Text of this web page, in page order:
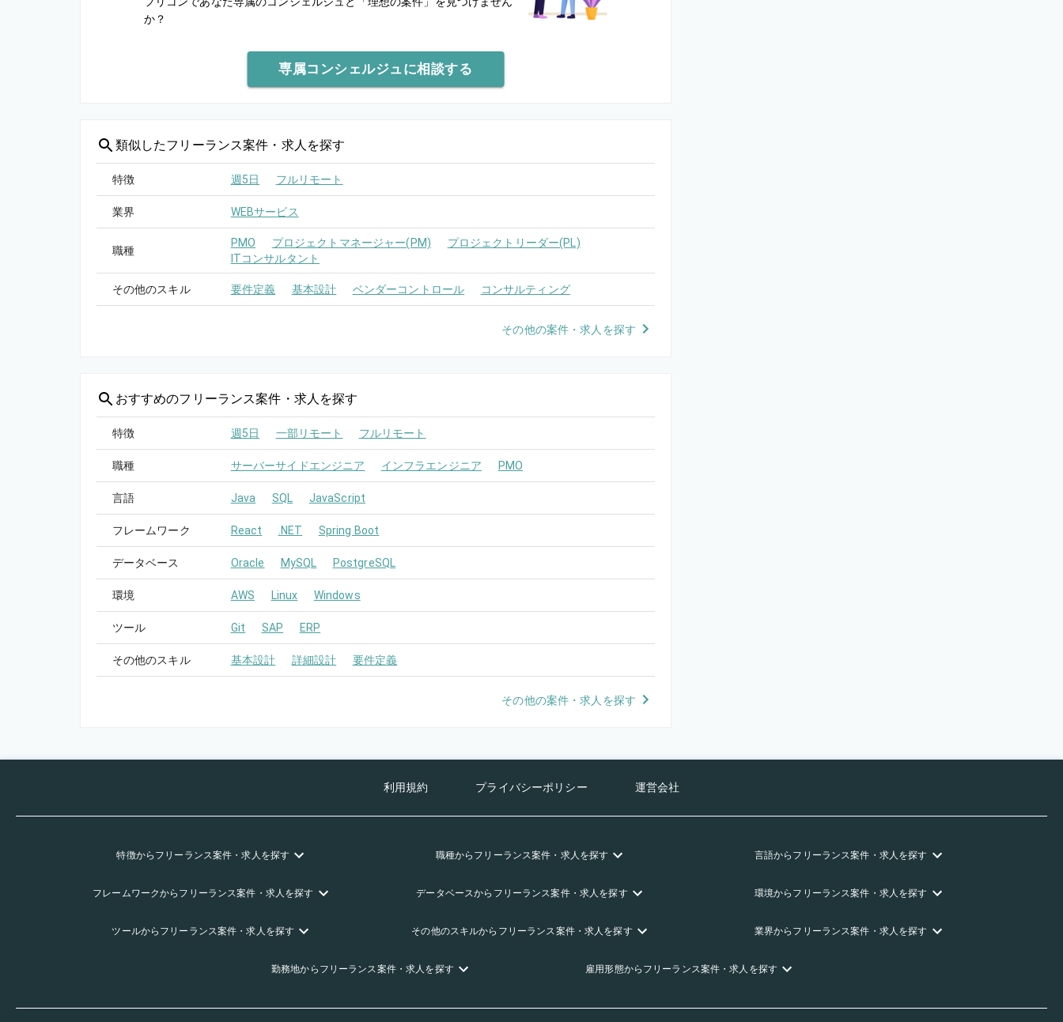
か？
専属コンシェルジュに相談する
類似したフリーランス案件・求人を探す
特徴 週5日 フルリモート
業界 WEBサービス
職種
PMO プロジェクトマネージャー(PM)
プロジェクトリーダー(PL)
ITコンサルタント
その他のスキル 要件定義 基本設計 ベンダーコントロール コンサルティング
その他の案件・求人を探す
おすすめのフリーランス案件・求人を探す
特徴 週5日 一部リモート フルリモート
職種 サーバーサイドエンジニア インフラエンジニア PMO
言語 Java SQL JavaScript
フレームワーク React .NET Spring Boot
データベース Oracle MySQL PostgreSQL
環境 AWS Linux Windows
ツール Git SAP ERP
その他のスキル 基本設計 詳細設計 要件定義
その他の案件・求人を探す
利用規約 プライバシーポリシー 運営会社
特徴からフリーランス案件・求人を探す 職種からフリーランス案件・求人を探す 言語からフリーランス案件・求人を探す
フレームワークからフリーランス案件・求人を探す データベースからフリーランス案件・求人を探す 環境からフリーランス案件・求人を探す
ツールからフリーランス案件・求人を探す その他のスキルからフリーランス案件・求人を探す 業界からフリーランス案件・求人を探す
勤務地からフリーランス案件・求人を探す 雇用形態からフリーランス案件・求人を探す